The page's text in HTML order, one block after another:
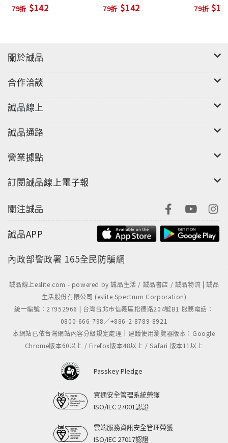
79折 $142 79折 $142 79折
關於誠品
合作洽談
誠品線上
誠品通路
營業據點
訂閱誠品線上電子報
關注誠品
誠品APP
內政部警政署 165全民防騙網
誠品線上eslite.com - powered by 誠品生活 / 誠品書店 / 誠品物流 | 誠品
生活股份有限公司 (eslite Spectrum Corporation)
統一編號：27952966 | 台灣台北市信義區松德路204號B1 服務電話：
0800-666-798／+886-2-8789-8921
本網站已依台灣網站內容分級規定處理｜建議使用瀏覽器版本：Google
Chrome版本60以上 / Firefox版本48以上 / Safari 版本11以上
Passkey Pledge
資通安全管理系統榮獲
ISO/IEC 27001認證
雲端服務資訊安全管理榮獲
ISO/IEC 27017認證